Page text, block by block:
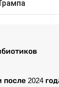
после 2024